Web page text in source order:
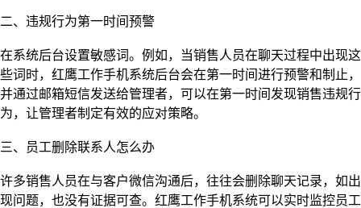
二、违规行为第一时间预警
在系统后台设置敏感词。例如，当销售人员在聊天过程中出现这
些词时，红鹰工作手机系统后台会在第一时间进行预警和制止，
并通过邮箱短信发送给管理者，可以在第一时间发现销售违规行
为，让管理者制定有效的应对策略。
三、员工删除联系人怎么办
许多销售人员在与客户微信沟通后，往往会删除聊天记录，如出
现问题，也没有证据可查。红鹰工作手机系统可以实时监控员工